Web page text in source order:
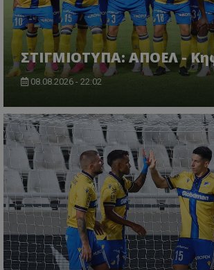
ΣΤΙΓΜΙΟΤΥΠΑ: ΑΠΟΕΛ -
08.08.2026 - 22:02